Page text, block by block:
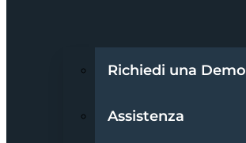
Richiedi una Demo
Assistenza